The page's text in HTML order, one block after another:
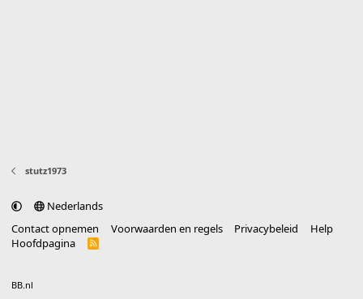
stutz1973
Nederlands
Contact opnemen
Voorwaarden en regels Privacybeleid
Help
Hoofdpagina
R
BB.nl